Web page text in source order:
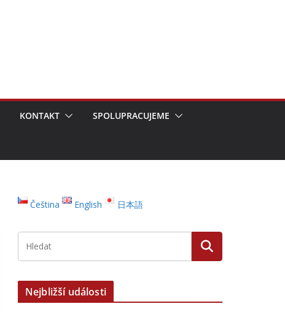
KONTAKT SPOLUPRACUJEME
Čeština English 日本語
Nejbližší události